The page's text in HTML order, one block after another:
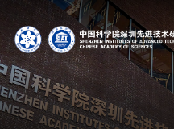
常用系统 人才招聘